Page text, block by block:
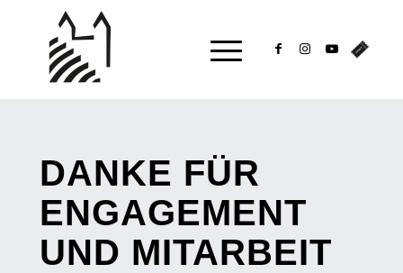
DANKE FÜR
ENGAGEMENT
UND MITARBEIT